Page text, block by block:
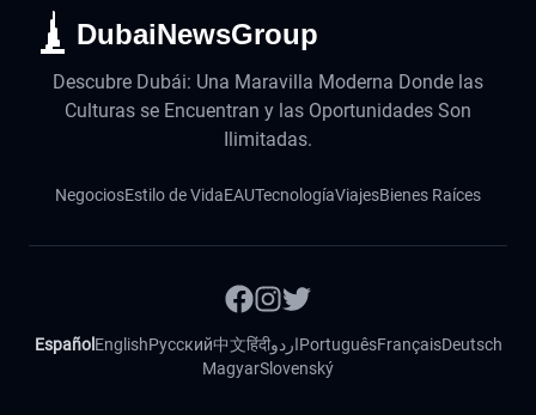
DubaiNewsGroup
Descubre Dubái: Una Maravilla Moderna Donde las
Culturas se Encuentran y las Oportunidades Son
Ilimitadas.
NegociosEstilo de VidaEAUTecnologíaViajesBienes Raíces
Español EnglishРусский中文हिंदीاردوPortuguêsFrançaisDeutsch
MagyarSlovenský